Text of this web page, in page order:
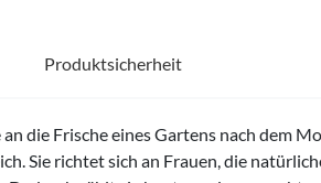
Produktsicherheit
die Frische eines Gartens nach dem
Sie richtet sich an Frauen, die